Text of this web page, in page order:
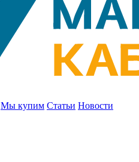
Мы купим Статьи Новости